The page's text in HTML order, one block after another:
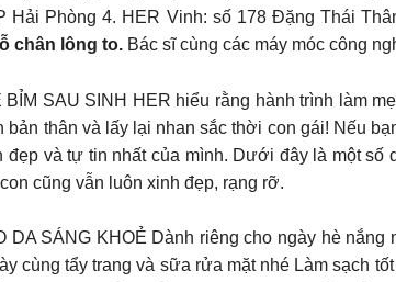
Hải Phòng 4. HER Vinh: số 178 Đặng Thái
chân lông to. Bác sĩ cùng các máy móc công
SAU SINH HER hiểu rằng hành trình làm
thân và lấy lại nhan sắc thời con gái! Nếu
và tự tin nhất của mình. Dưới đây là một
cũng vẫn luôn xinh đẹp, rạng rỡ.
SÁNG KHOẺ Dành riêng cho ngày hè
cùng tẩy trang và sữa rửa mặt nhé Làm sạch